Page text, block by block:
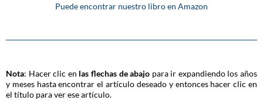
Puede encontrar nuestro libro en Amazon
Nota: Hacer clic en las flechas de abajo para ir expandiendo los años
y meses hasta encontrar el artículo deseado y entonces hacer clic en
el título para ver ese artículo.